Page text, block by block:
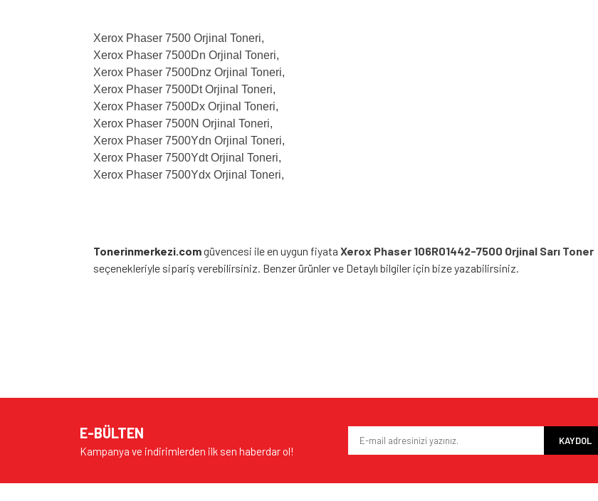
Xerox Phaser 7500 Orjinal Toneri,
Xerox Phaser 7500Dn Orjinal Toneri,
Xerox Phaser 7500Dnz Orjinal Toneri,
Xerox Phaser 7500Dt Orjinal Toneri,
Xerox Phaser 7500Dx Orjinal Toneri,
Xerox Phaser 7500N Orjinal Toneri,
Xerox Phaser 7500Ydn Orjinal Toneri,
Xerox Phaser 7500Ydt Orjinal Toneri,
Xerox Phaser 7500Ydx Orjinal Toneri,
Tonerinmerkezi.comgüvencesi ile en uygun fiyata Xerox Phaser 106R01442-7500 Orjinal Sarı Toner
seçenekleriyle sipariş verebilirsiniz. Benzer ürünler ve Detaylı bilgiler için bize yazabilirsiniz.
Ürün resmi kalitesiz, bozuk veya görüntülenemiyor.
Ürün bilgilerinde hatalar bulunuyor.
E-BÜLTEN
Kampanya ve indirimlerden ilk sen haberdar ol!
KAYDOL